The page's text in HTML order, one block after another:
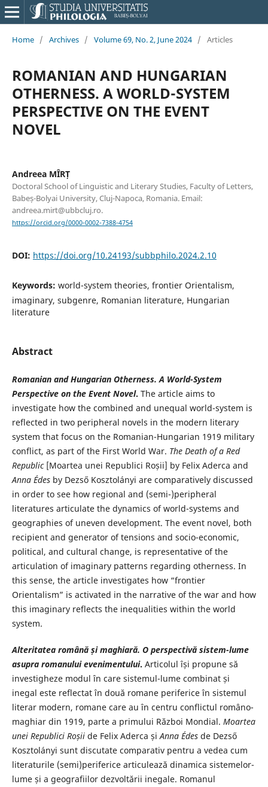
Home / Archives / Volume 69, No. 2, June 2024 / Articles
ROMANIAN AND HUNGARIAN
OTHERNESS. A WORLD-SYSTEM
PERSPECTIVE ON THE EVENT
NOVEL
Andreea MÎRȚ
Doctoral School of Linguistic and Literary Studies, Faculty of Letters,
Babeș-Bolyai University, Cluj-Napoca, Romania. Email:
andreea.mirt@ubbcluj.ro.
https://orcid.org/0000-0002-7388-4754
DOI: https://doi.org/10.24193/subbphilo.2024.2.10
Keywords: world-system theories, frontier Orientalism,
imaginary, subgenre, Romanian literature, Hungarian
literature
Abstract
Romanian and Hungarian Otherness. A World-System
Perspectiveon the Event Novel. The article aims to
investigate how the combined and unequal world-system is
reflected in two peripheral novels in the modern literary
system that focus on the Romanian-Hungarian 1919 military
conflict, as part of the First World War. The Death of a Red
Republic [Moartea unei Republici Roșii] by Felix Aderca and
Anna Édesby Dezső Kosztolányi are comparatively discussed
in order to see how regional and (semi-)peripheral
literatures articulate the dynamics of world-systems and
geographies of uneven development. The event novel, both
recipient and generator of tensions and socio-economic,
political, and cultural change, is representative of the
articulation of imaginary patterns regarding otherness. In
this sense, the article investigates how “frontier
Orientalism” is activated in the narrative of the war and how
this imaginary reflects the inequalities within the world
system.
Alteritatea română și maghiară. O perspectivă sistem-lume
asupra romanului evenimentului. Articolul își propune să
investigheze modul în care sistemul-lume combinat și
inegal este reflectat în două romane periferice în sistemul
literar modern, romane care au în centru conflictul româno-
maghiar din 1919, parte a primului Război Mondial. Moartea
unei Republici Roșiide Felix Aderca șiAnna Édesde Dezső
Kosztolányi sunt discutate comparativ pentru a vedea cum
literaturile (semi)periferice articulează dinamica sistemelor-
lume și a geografiilor dezvoltării inegale. Romanul